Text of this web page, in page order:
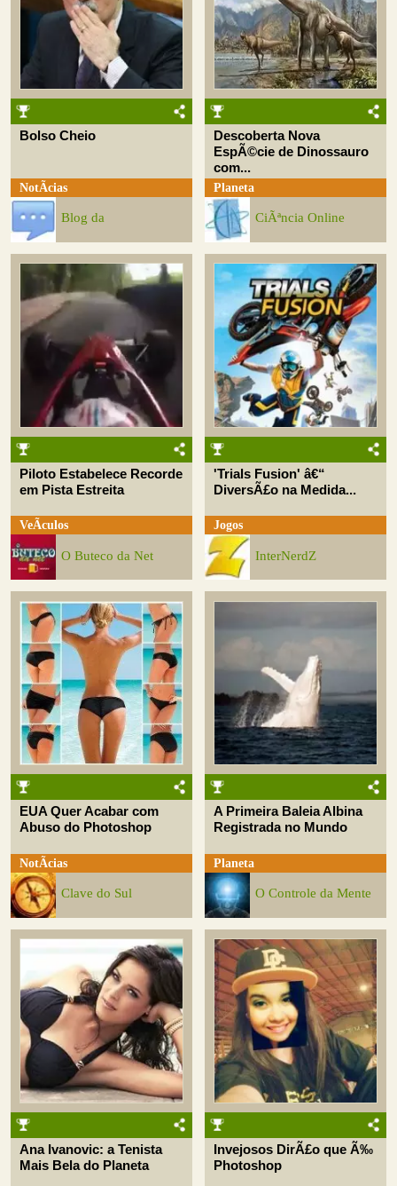
Bolso Cheio
NotÃ­cias
Blog da
Descoberta Nova
EspÃ©cie de Dinossauro
com...
Planeta
CiÃªncia Online
Piloto Estabelece Recorde
em Pista Estreita
VeÃ­culos
O Buteco da Net
'Trials Fusion' â€“
DiversÃ£o na Medida...
Jogos
InterNerdZ
EUA Quer Acabar com
Abuso do Photoshop
NotÃ­cias
Clave do Sul
A Primeira Baleia Albina
Registrada no Mundo
Planeta
O Controle da Mente
Ana Ivanovic: a Tenista
Mais Bela do Planeta
Invejosos DirÃ£o que Ã‰
Photoshop